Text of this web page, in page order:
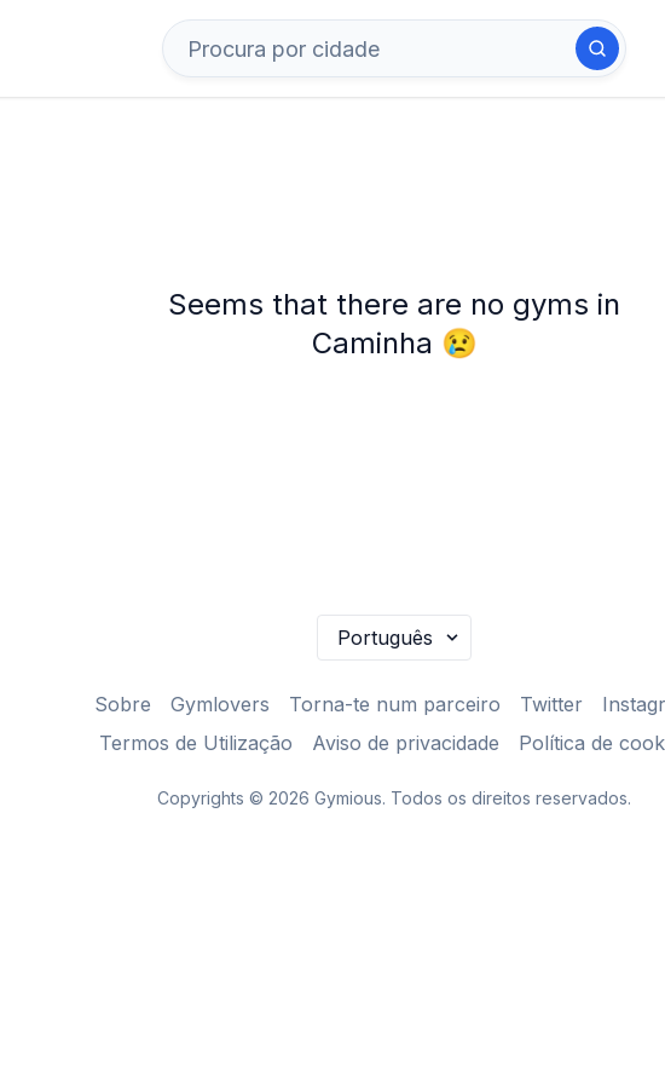
Seems that there are no gyms in
Caminha 😢
Sobre Gymlovers Torna-te num parceiro Twitter
Termos de Utilização
Aviso de privacidade Política de
Copyrights © 2026 Gymious. Todos os direitos reservados.